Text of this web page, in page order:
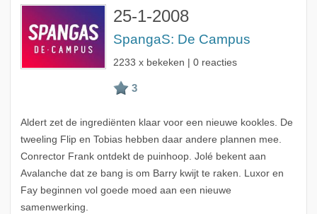
25-1-2008
SpangaS: De Campus
2233 x bekeken | 0 reacties
Aldert zet de ingrediënten klaar voor een nieuwe kookles. De
tweeling Flip en Tobias hebben daar andere plannen mee.
Conrector Frank ontdekt de puinhoop. Jolé bekent aan
Avalanche dat ze bang is om Barry kwijt te raken. Luxor en
Fay beginnen vol goede moed aan een nieuwe
samenwerking.